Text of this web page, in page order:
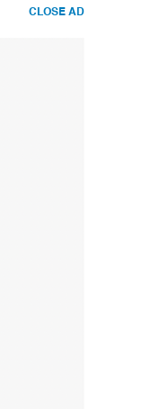
CLOSE AD